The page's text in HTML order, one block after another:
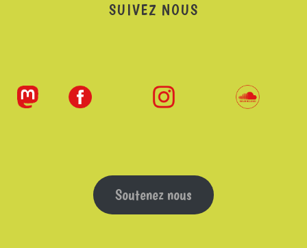
SUIVEZ NOUS
Soutenez nous